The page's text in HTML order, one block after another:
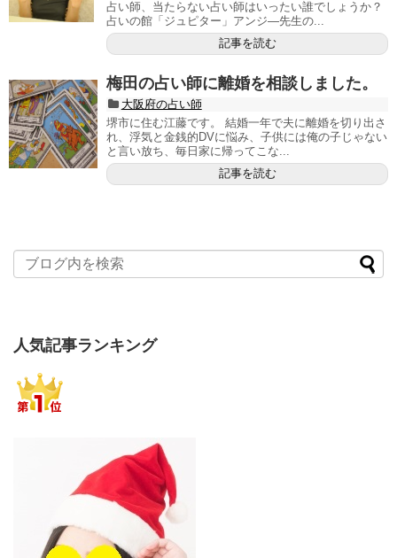
占い師、当たらない占い師はいったい誰でしょうか？
占いの館「ジュピター」アンジ―先生の...
記事を読む
梅田の占い師に離婚を相談しました。
大阪府の占い師
堺市に住む江藤です。 結婚一年で夫に離婚を切り出さ
れ、浮気と金銭的DVに悩み、子供には俺の子じゃない
と言い放ち、毎日家に帰ってこな...
記事を読む
人気記事ランキング